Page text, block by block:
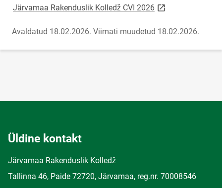
Järvamaa Rakenduslik Kolledž CVI 2026 link opens on new
Avaldatud 18.02.2026. Viimati muudetud 18.02.2026.
Üldine kontakt
Järvamaa Rakenduslik Kolledž
Tallinna 46, Paide 72720, Järvamaa, reg.nr. 70008546